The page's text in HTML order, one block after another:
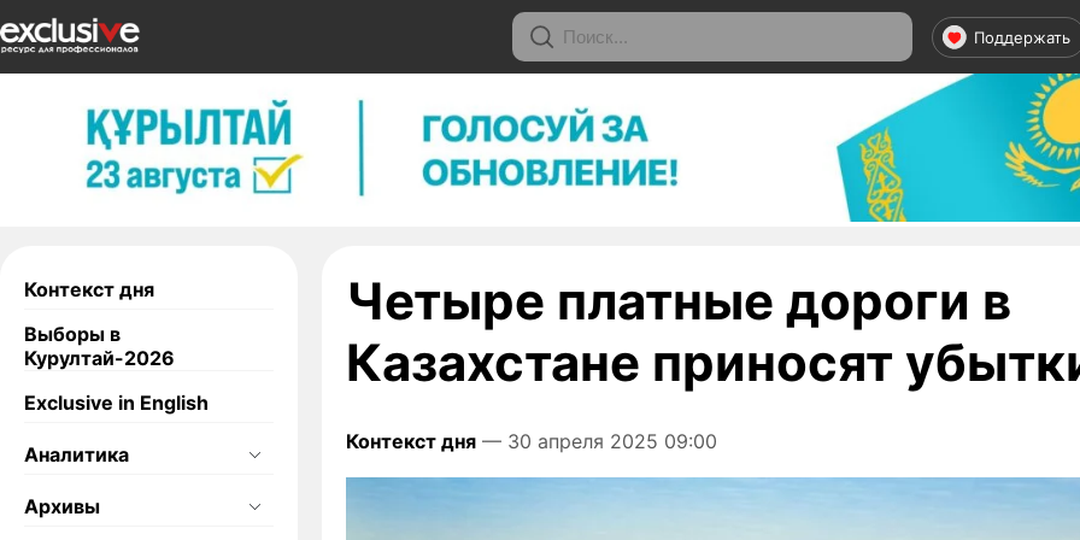
Поддержать
Контекст дня
Выборы в
Курултай-2026
Exclusive in English
Аналитика
Архивы
Четыре платные дороги в
Казахстане приносят
Контекст дня — 30 апреля 2025 09:00